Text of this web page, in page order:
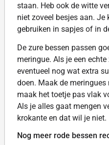
staan. Heb ook de witte
niet zoveel besjes aan. Je
gebruiken in sapjes of in
De zure bessen passen
meringue. Als je een
eventueel nog wat extra
doen. Maak de
maak het toetje pas vlak
Als je alles gaat mengen
krokante en dat wil je niet.
Nog meer rode bessen